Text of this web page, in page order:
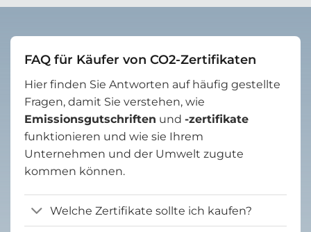
FAQ für Käufer von CO2-Zertifikaten
Hier finden Sie Antworten auf häufig gestellte
Fragen, damit Sie verstehen, wie
Emissionsgutschriften und -zertifikate
funktionieren und wie sie Ihrem
Unternehmen und der Umwelt zugute
kommen können.
Welche Zertifikate sollte ich kaufen?